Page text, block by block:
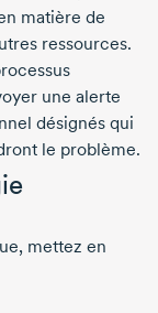
matière de
ressources.
une alerte
désignés qui
le problème.
mettez en